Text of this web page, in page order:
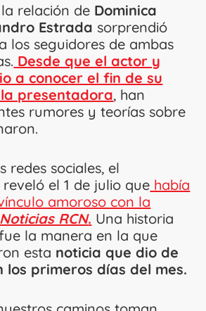
relación de Dominica
Estrada sorprendió
los seguidores de ambas
Desde que el actor y
a conocer el fin de su
presentadora, han
rumores y teorías sobre
redes sociales, el
el 1 de julio que había
amoroso con la
Noticias RCN. Una historia
la manera en la que
esta noticia que dio de
los primeros días del mes.